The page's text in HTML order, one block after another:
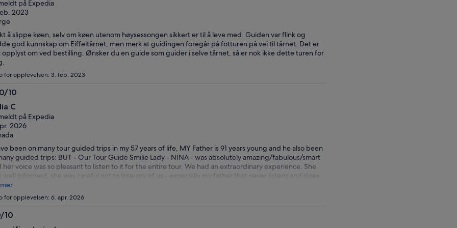
på Expedia
2023
å slippe køen, selv om køen utenom høysessongen sikkert er til å leve med. Guiden var flink og
god kunnskap om Eiffeltårnet, men merk at guidingen foregår på fotturen på vei til tårnet. Det er
om ved bestilling. Ønsker du en guide som guider i selve tårnet, så er nok ikke dette turen for
for opplevelsen: 3. feb. 2023
10
C
på Expedia
2026
been on many tour guided trips in my 57 years of life, MY Father is 91 years young and he also been
guided trips: BUT - Our Tour Guide Smilie Lady - NINA - was absolutely amazing/fabulous/smart
her voice was so pleasant to listen to it for the entire tour. We had an extraordinary experience. She
well informed, she was careful not to lose any of us - especially my father that never listens and does
thing; he followed her like a puppy as he loved her knowledge of the Eiffel Tower. Nina was so
fun to have around us, she was funny and kept us very interested and engaged without feeling tired
lines or the many people were around. Her English was perfect. Koodo’s to Nina and if you want a
guide that you will never forget, ask for Nina to be your guide. Thank you Nina for making my fathers’
trip on memory lane fun, and a night that he will never forget. Dalia and Dean
for opplevelsen: 6. apr. 2026
10